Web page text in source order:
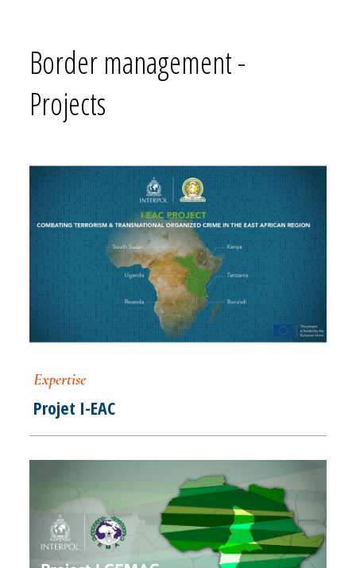
Border management -
Projects
Expertise
Projet I-EAC